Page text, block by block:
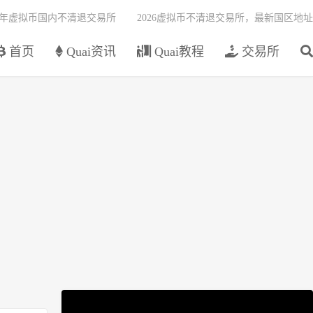
首页 Quai资讯 Quai教程 交易所
虚拟币国内不清退交易所 2026虚拟币不清退交易所，最新国区地址